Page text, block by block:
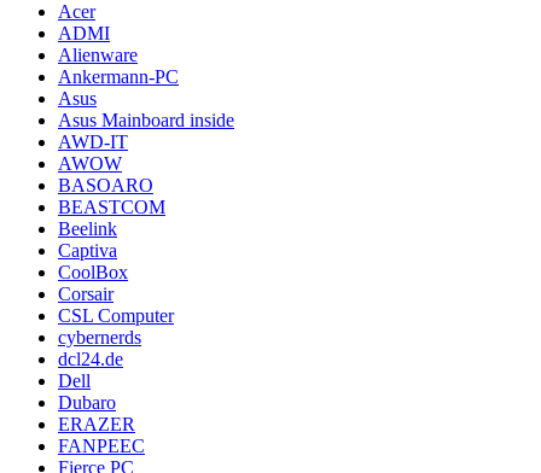
Acer
ADMI
Alienware
Ankermann-PC
Asus
Asus Mainboard inside
AWD-IT
AWOW
BASOARO
BEASTCOM
Beelink
Captiva
CoolBox
Corsair
CSL Computer
cybernerds
dcl24.de
Dell
Dubaro
ERAZER
FANPEEC
Fierce PC